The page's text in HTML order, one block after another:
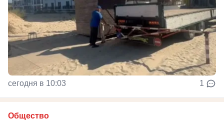
сегодня в 10:03 1
Общество